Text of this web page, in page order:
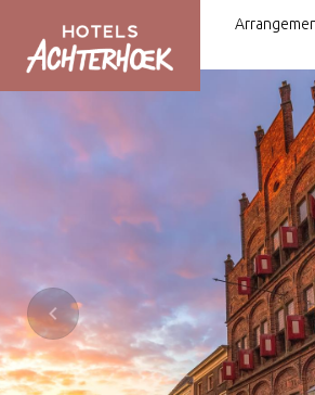
Fahrrad-
Mit dem